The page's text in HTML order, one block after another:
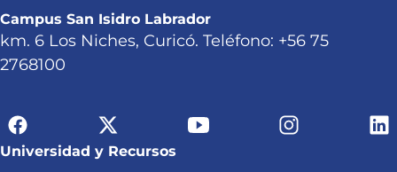
Campus San Isidro Labrador
km. 6 Los Niches, Curicó. Teléfono: +56 75
2768100
Universidad y Recursos